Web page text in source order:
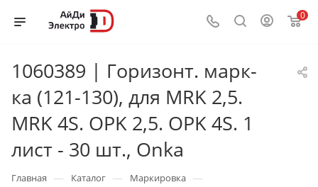
0
1060389 | Горизонт. марк-
ка (121-130), для MRK 2,5.
MRK 4S. OPK 2,5. OPK 4S. 1
лист - 30 шт., Onka
Главная — Каталог — Маркировка —